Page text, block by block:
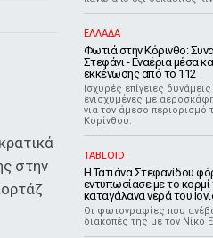
στην
ΕΛΛΑΔΑ
Φωτιά στην Κόρινθο:
Στεφάνι - Εναέρια μέσα
εκκένωσης από το 112
Ισχυρές επίγειες
ενισχυμένες με
για τον άμεσο
Κορίνθου.
TABLOID
Η Τατιάνα Στεφανίδου
εντυπωσίασε με το κορμί
καταγάλανα νερά του
Οι φωτογραφίες που
διακοπές της με τον Νίκο